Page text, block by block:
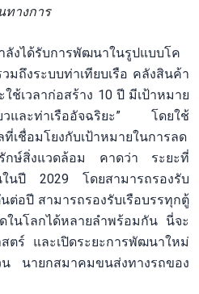
ทางการ
ลังได้รับการพัฒนาในรูปแบบโค
มถึงระบบท่าเทียบเรือ คลังสินค้า
ช้เวลาก่อสร้าง 10 ปี มีเป้าหมาย
และท่าเรืออัจฉริยะ” โดยใช้
เชื่อมโยงกับเป้าหมายในการลด
กษ์สิ่งแวดล้อม คาดว่า ระยะที่
ในปี 2029 โดยสามารถรองรับ
อปี สามารถรองรับเรือบรรทุกตู้
ในโลกได้หลายลำพร้อมกัน นี่จะ
ตร์ และเปิดระยะการพัฒนาใหม่
นายกสมาคมขนส่งทางรถของ